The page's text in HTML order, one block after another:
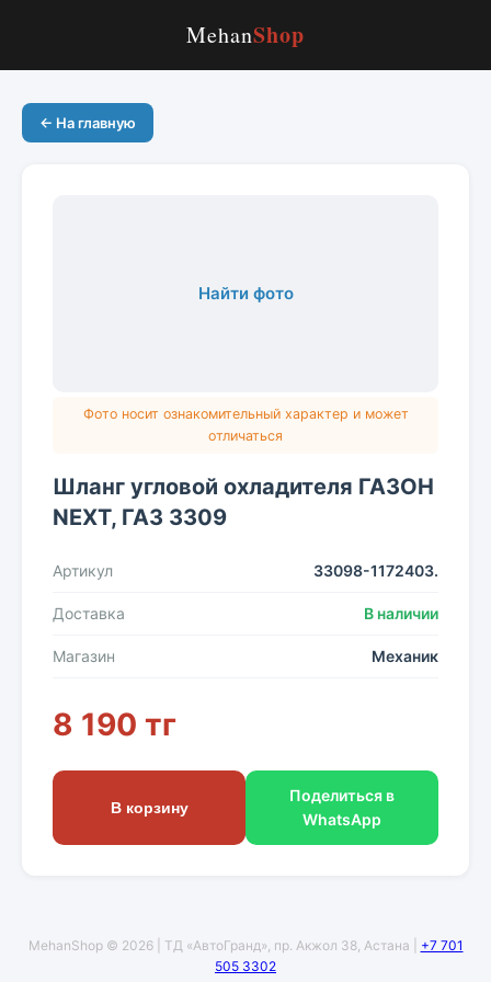
MehanShop
← На главную
Найти фото
Фото носит ознакомительный характер и может
отличаться
Шланг угловой охладителя ГАЗОН
NЕХТ, ГАЗ 3309
Артикул 33098-1172403.
Доставка В наличии
Магазин Механик
8 190 тг
В корзину
Поделиться в
WhatsApp
MehanShop © 2026 | ТД «АвтоГранд», пр. Акжол 38, Астана | +7 701
505 3302